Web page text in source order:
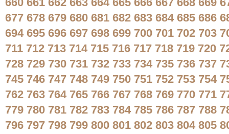
660 661 662 663 664 665 666 667 668 669
677 678 679 680 681 682 683 684 685 686
694 695 696 697 698 699 700 701 702 703
711 712 713 714 715 716 717 718 719 720
728 729 730 731 732 733 734 735 736 737
745 746 747 748 749 750 751 752 753 754
762 763 764 765 766 767 768 769 770 771
779 780 781 782 783 784 785 786 787 788
796 797 798 799 800 801 802 803 804 805